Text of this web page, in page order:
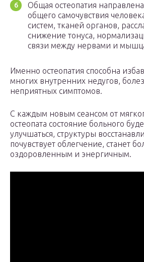
Общая остеопатия
общего самочувствия
систем, тканей органов,
снижение тонуса,
связи между нервами и
Именно остеопатия способна
многих внутренних недугов,
неприятных симптомов.
С каждым новым сеансом от
остеопата состояние больного
улучшаться, структуры
почувствует облегчение, станет
оздоровленным и энергичным.